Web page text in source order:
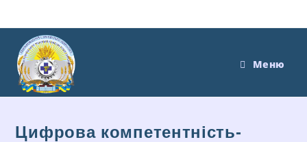
Меню
Цифрова компетентність-